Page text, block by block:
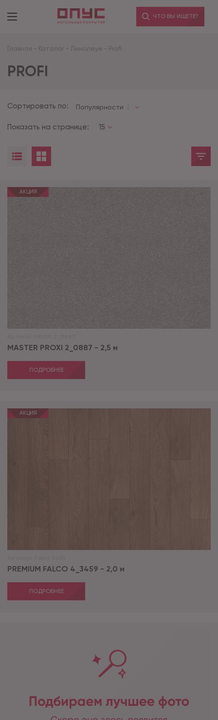
ЧТО ВЫ ИЩЕТЕ?
Главная - Каталог - Линолеум - Profi
PROFI
Сортировать по: Популярности
Показать на странице: 15
АКЦИЯ
MASTER PROXI 2_0887 - 2,5 м
ПОДРОБНЕЕ
АКЦИЯ
PREMIUM FALCO 4_3459 - 2,0 м
ПОДРОБНЕЕ